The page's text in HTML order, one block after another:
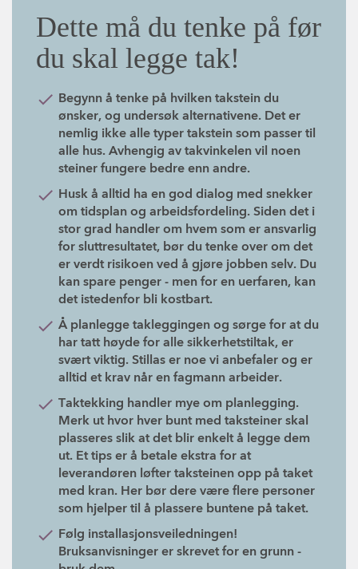
Dette må du tenke på før
du skal legge tak!
Begynn å tenke på hvilken takstein du
ønsker, og undersøk alternativene. Det er
nemlig ikke alle typer takstein som passer til
alle hus. Avhengig av takvinkelen vil noen
steiner fungere bedre enn andre.
Husk å alltid ha en god dialog med snekker
om tidsplan og arbeidsfordeling. Siden det i
stor grad handler om hvem som er ansvarlig
for sluttresultatet, bør du tenke over om det
er verdt risikoen ved å gjøre jobben selv. Du
kan spare penger - men for en uerfaren, kan
det istedenfor bli kostbart.
Å planlegge takleggingen og sørge for at du
har tatt høyde for alle sikkerhetstiltak, er
svært viktig. Stillas er noe vi anbefaler og er
alltid et krav når en fagmann arbeider.
Taktekking handler mye om planlegging.
Merk ut hvor hver bunt med taksteiner skal
plasseres slik at det blir enkelt å legge dem
ut. Et tips er å betale ekstra for at
leverandøren løfter taksteinen opp på taket
med kran. Her bør dere være flere personer
som hjelper til å plassere buntene på taket.
Følg installasjonsveiledningen!
Bruksanvisninger er skrevet for en grunn -